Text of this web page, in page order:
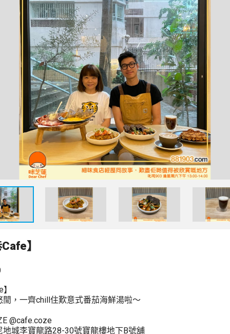
】
閒，一齊chill住歎意式番茄海鮮湯啦～
@cafe.coze
地城李寶龍路28-30號寶龍樓地下B號舖